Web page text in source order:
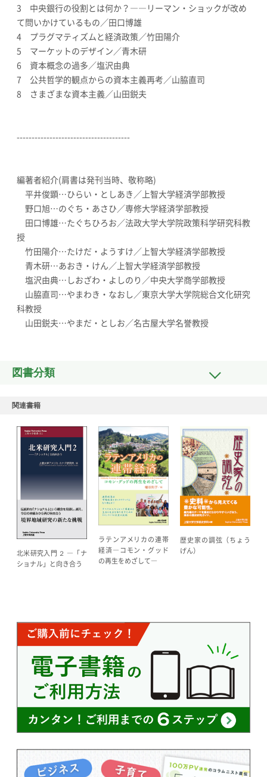
3 中央銀行の役割とは何か？――リーマン・ショックが改め
て問いかけているもの／田口博雄
4 プラグマティズムと経済政策／竹田陽介
5 マーケットのデザイン／青木研
6 資本概念の過多／塩沢由典
7 公共哲学的観点からの資本主義再考／山脇直司
8 さまざまな資本主義／山田鋭夫
--------------------------------------
編著者紹介(肩書は発刊当時、敬称略)
平井俊顕…ひらい・としあき／上智大学経済学部教授
野口旭…のぐち・あさひ／専修大学経済学部教授
田口博雄…たぐちひろお／法政大学大学院政策科学研究科教
授
竹田陽介…たけだ・ようすけ／上智大学経済学部教授
青木研…あおき・けん／上智大学経済学部教授
塩沢由典…しおざわ・よしのり／中央大学商学部教授
山脇直司…やまわき・なおし／東京大学大学院総合文化研究
科教授
山田鋭夫…やまだ・としお／名古屋大学名誉教授
図書分類
関連書籍
北米研究入門 ２ ―「ナ
ショナル」と向き合う
ラテンアメリカの連帯
経済―コモン・グッド
の再生をめざして―
歴史家の調弦（ちょう
げん）